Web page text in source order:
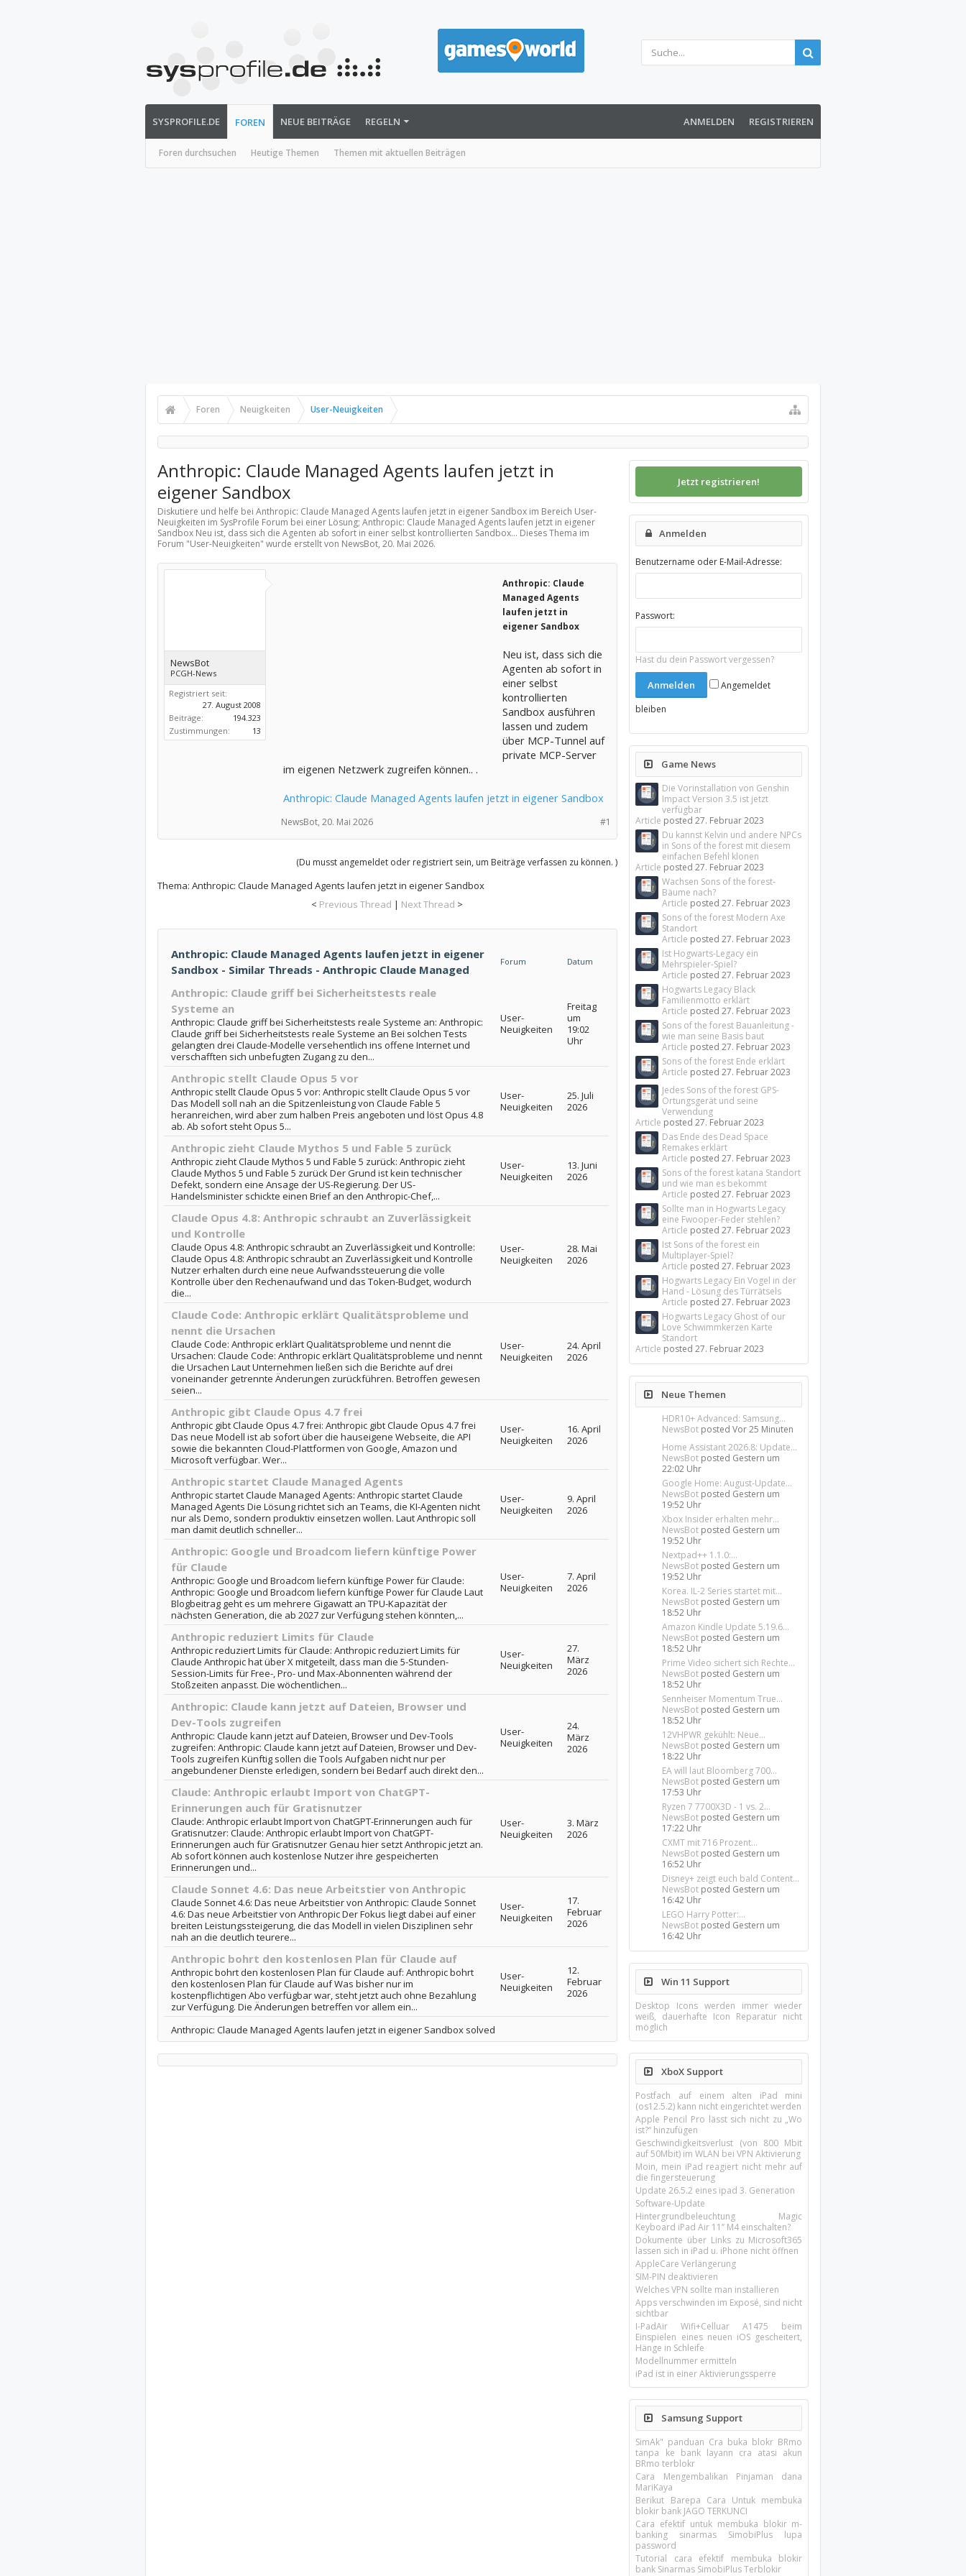
SYSPROFILE.DE FOREN
Foren durchsuchen Heutige Themen Themen mit aktuellen Beiträgen
NEUE BEITRÄGE REGELN ANMELDEN REGISTRIEREN
Foren Neuigkeiten User-Neuigkeiten
Anthropic: Claude Managed Agents laufen jetzt in
eigener Sandbox
Diskutiere und helfe bei Anthropic: Claude Managed Agents laufen jetzt in eigener Sandbox im Bereich User-
Neuigkeiten im SysProfile Forum bei einer Lösung; Anthropic: Claude Managed Agents laufen jetzt in eigener
Sandbox Neu ist, dass sich die Agenten ab sofort in einer selbst kontrollierten Sandbox... Dieses Thema im
Forum "User-Neuigkeiten" wurde erstellt von NewsBot, 20. Mai 2026.
NewsBot
PCGH-News
Registriert seit:
27. August 2008
Beiträge:
194.323
Zustimmungen:
13
Anthropic: Claude
Managed Agents
laufen jetzt in
eigener Sandbox
Neu ist, dass sich die
Agenten ab sofort in
einer selbst
kontrollierten
Sandbox ausführen
lassen und zudem
über MCP-Tunnel auf
private MCP-Server
im eigenen Netzwerk zugreifen können.. .
Anthropic: Claude Managed Agents laufen jetzt in eigener Sandbox
#1
NewsBot, 20. Mai 2026
(Du musst angemeldet oder registriert sein, um Beiträge verfassen zu können. )
Thema: Anthropic: Claude Managed Agents laufen jetzt in eigener Sandbox
< Previous Thread | Next Thread >
Anthropic: Claude Managed Agents laufen jetzt in eigener
Sandbox - Similar Threads - Anthropic Claude Managed
Forum Datum
Anthropic: Claude griff bei Sicherheitstests reale
Systeme an
Anthropic: Claude griff bei Sicherheitstests reale Systeme an: Anthropic:
Claude griff bei Sicherheitstests reale Systeme an Bei solchen Tests
gelangten drei Claude-Modelle versehentlich ins offene Internet und
verschafften sich unbefugten Zugang zu den...
User-
Neuigkeiten
Freitag
um
19:02
Uhr
Anthropic stellt Claude Opus 5 vor
Anthropic stellt Claude Opus 5 vor: Anthropic stellt Claude Opus 5 vor
Das Modell soll nah an die Spitzenleistung von Claude Fable 5
heranreichen, wird aber zum halben Preis angeboten und löst Opus 4.8
ab. Ab sofort steht Opus 5...
User-
Neuigkeiten
25. Juli
2026
Anthropic zieht Claude Mythos 5 und Fable 5 zurück
Anthropic zieht Claude Mythos 5 und Fable 5 zurück: Anthropic zieht
Claude Mythos 5 und Fable 5 zurück Der Grund ist kein technischer
Defekt, sondern eine Ansage der US-Regierung. Der US-
Handelsminister schickte einen Brief an den Anthropic-Chef,...
User-
Neuigkeiten
13. Juni
2026
Claude Opus 4.8: Anthropic schraubt an Zuverlässigkeit
und Kontrolle
Claude Opus 4.8: Anthropic schraubt an Zuverlässigkeit und Kontrolle:
Claude Opus 4.8: Anthropic schraubt an Zuverlässigkeit und Kontrolle
Nutzer erhalten durch eine neue Aufwandssteuerung die volle
Kontrolle über den Rechenaufwand und das Token-Budget, wodurch
die...
User-
Neuigkeiten
28. Mai
2026
Claude Code: Anthropic erklärt Qualitätsprobleme und
nennt die Ursachen
Claude Code: Anthropic erklärt Qualitätsprobleme und nennt die
Ursachen: Claude Code: Anthropic erklärt Qualitätsprobleme und nennt
die Ursachen Laut Unternehmen ließen sich die Berichte auf drei
voneinander getrennte Änderungen zurückführen. Betroffen gewesen
seien...
User-
Neuigkeiten
24. April
2026
Anthropic gibt Claude Opus 4.7 frei
Anthropic gibt Claude Opus 4.7 frei: Anthropic gibt Claude Opus 4.7 frei
Das neue Modell ist ab sofort über die hauseigene Webseite, die API
sowie die bekannten Cloud-Plattformen von Google, Amazon und
Microsoft verfügbar. Wer...
User-
Neuigkeiten
16. April
2026
Anthropic startet Claude Managed Agents
Anthropic startet Claude Managed Agents: Anthropic startet Claude
Managed Agents Die Lösung richtet sich an Teams, die KI-Agenten nicht
nur als Demo, sondern produktiv einsetzen wollen. Laut Anthropic soll
man damit deutlich schneller...
User-
Neuigkeiten
9. April
2026
Anthropic: Google und Broadcom liefern künftige Power
für Claude
Anthropic: Google und Broadcom liefern künftige Power für Claude:
Anthropic: Google und Broadcom liefern künftige Power für Claude Laut
Blogbeitrag geht es um mehrere Gigawatt an TPU-Kapazität der
nächsten Generation, die ab 2027 zur Verfügung stehen könnten,...
User-
Neuigkeiten
7. April
2026
Anthropic reduziert Limits für Claude
Anthropic reduziert Limits für Claude: Anthropic reduziert Limits für
Claude Anthropic hat über X mitgeteilt, dass man die 5-Stunden-
Session-Limits für Free-, Pro- und Max-Abonnenten während der
Stoßzeiten anpasst. Die wöchentlichen...
User-
Neuigkeiten
27.
März
2026
Anthropic: Claude kann jetzt auf Dateien, Browser und
Dev-Tools zugreifen
Anthropic: Claude kann jetzt auf Dateien, Browser und Dev-Tools
zugreifen: Anthropic: Claude kann jetzt auf Dateien, Browser und Dev-
Tools zugreifen Künftig sollen die Tools Aufgaben nicht nur per
angebundener Dienste erledigen, sondern bei Bedarf auch direkt den...
User-
Neuigkeiten
24.
März
2026
Claude: Anthropic erlaubt Import von ChatGPT-
Erinnerungen auch für Gratisnutzer
Claude: Anthropic erlaubt Import von ChatGPT-Erinnerungen auch für
Gratisnutzer: Claude: Anthropic erlaubt Import von ChatGPT-
Erinnerungen auch für Gratisnutzer Genau hier setzt Anthropic jetzt an.
Ab sofort können auch kostenlose Nutzer ihre gespeicherten
Erinnerungen und...
User-
Neuigkeiten
3. März
2026
Claude Sonnet 4.6: Das neue Arbeitstier von Anthropic
Claude Sonnet 4.6: Das neue Arbeitstier von Anthropic: Claude Sonnet
4.6: Das neue Arbeitstier von Anthropic Der Fokus liegt dabei auf einer
breiten Leistungssteigerung, die das Modell in vielen Disziplinen sehr
nah an die deutlich teurere...
User-
Neuigkeiten
17.
Februar
2026
Anthropic bohrt den kostenlosen Plan für Claude auf
Anthropic bohrt den kostenlosen Plan für Claude auf: Anthropic bohrt
den kostenlosen Plan für Claude auf Was bisher nur im
kostenpflichtigen Abo verfügbar war, steht jetzt auch ohne Bezahlung
zur Verfügung. Die Änderungen betreffen vor allem ein...
User-
Neuigkeiten
12.
Februar
2026
Anthropic: Claude Managed Agents laufen jetzt in eigener Sandbox solved
Jetzt registrieren!
Anmelden
Benutzername oder E-Mail-Adresse:
Passwort:
Hast du dein Passwort vergessen?
Angemeldet
bleiben
Game News
Die Vorinstallation von Genshin
Impact Version 3.5 ist jetzt
verfügbar
Article posted27. Februar 2023
Du kannst Kelvin und andere NPCs
in Sons of the forest mit diesem
einfachen Befehl klonen
Article posted27. Februar 2023
Wachsen Sons of the forest-
Bäume nach?
Article posted27. Februar 2023
Sons of the forest Modern Axe
Standort
Article posted27. Februar 2023
Ist Hogwarts-Legacy ein
Mehrspieler-Spiel?
Article posted27. Februar 2023
Hogwarts Legacy Black
Familienmotto erklärt
Article posted27. Februar 2023
Sons of the forest Bauanleitung -
wie man seine Basis baut
Article posted27. Februar 2023
Sons of the forest Ende erklärt
Article posted27. Februar 2023
Jedes Sons of the forest GPS-
Ortungsgerät und seine
Verwendung
Article posted27. Februar 2023
Das Ende des Dead Space
Remakes erklärt
Article posted27. Februar 2023
Sons of the forest katana Standort
und wie man es bekommt
Article posted27. Februar 2023
Sollte man in Hogwarts Legacy
eine Fwooper-Feder stehlen?
Article posted27. Februar 2023
Ist Sons of the forest ein
Multiplayer-Spiel?
Article posted27. Februar 2023
Hogwarts Legacy Ein Vogel in der
Hand - Lösung des Türrätsels
Article posted27. Februar 2023
Hogwarts Legacy Ghost of our
Love Schwimmkerzen Karte
Standort
Article posted27. Februar 2023
Neue Themen
HDR10+ Advanced: Samsung...
NewsBot postedVor 25 Minuten
Home Assistant 2026.8: Update...
NewsBot posted Gestern um
22:02 Uhr
Google Home: August-Update...
NewsBot posted Gestern um
19:52 Uhr
Xbox Insider erhalten mehr...
NewsBot posted Gestern um
19:52 Uhr
Nextpad++ 1.1.0:...
NewsBot posted Gestern um
19:52 Uhr
Korea. IL-2 Series startet mit...
NewsBot posted Gestern um
18:52 Uhr
Amazon Kindle Update 5.19.6...
NewsBot posted Gestern um
18:52 Uhr
Prime Video sichert sich Rechte...
NewsBot posted Gestern um
18:52 Uhr
Sennheiser Momentum True...
NewsBot posted Gestern um
18:52 Uhr
12VHPWR gekühlt: Neue...
NewsBot posted Gestern um
18:22 Uhr
EA will laut Bloomberg 700...
NewsBot posted Gestern um
17:53 Uhr
Ryzen 7 7700X3D - 1 vs. 2...
NewsBot posted Gestern um
17:22 Uhr
CXMT mit 716 Prozent...
NewsBot posted Gestern um
16:52 Uhr
Disney+ zeigt euch bald Content...
NewsBot posted Gestern um
16:42 Uhr
LEGO Harry Potter:...
NewsBot posted Gestern um
16:42 Uhr
Win 11 Support
Desktop Icons werden immer wieder
weiß, dauerhafte Icon Reparatur nicht
möglich
XboX Support
Postfach auf einem alten iPad mini
(os12.5.2) kann nicht eingerichtet werden
Apple Pencil Pro lässt sich nicht zu „Wo
ist?“ hinzufügen
Geschwindigkeitsverlust (von 800 Mbit
auf 50Mbit) im WLAN bei VPN Aktivierung
Moin, mein iPad reagiert nicht mehr auf
die fingersteuerung
Update 26.5.2 eines ipad 3. Generation
Software-Update
Hintergrundbeleuchtung Magic
Keyboard iPad Air 11’’ M4 einschalten?
Dokumente über Links zu Microsoft365
lassen sich in iPad u. iPhone nicht öffnen
AppleCare Verlängerung
SIM-PIN deaktivieren
Welches VPN sollte man installieren
Apps verschwinden im Exposé, sind nicht
sichtbar
I-PadAir Wifi+Celluar A1475 beim
Einspielen eines neuen iOS gescheitert,
Hänge in Schleife
Modellnummer ermitteln
iPad ist in einer Aktivierungssperre
Samsung Support
SimAk" panduan Cra buka blokr BRmo
tanpa ke bank layann cra atasi akun
BRmo terblokr
Cara Mengembalikan Pinjaman dana
MariKaya
Berikut Barepa Cara Untuk membuka
blokir bank JAGO TERKUNCI
Cara efektif untuk membuka blokir m-
banking sinarmas SimobiPlus lupa
password
Tutorial cara efektif membuka blokir
bank Sinarmas SimobiPlus Terblokir